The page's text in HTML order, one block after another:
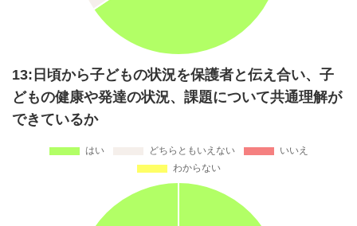
13:日頃から子どもの状況を保護者と伝え合い、子
どもの健康や発達の状況、課題について共通理解が
できているか